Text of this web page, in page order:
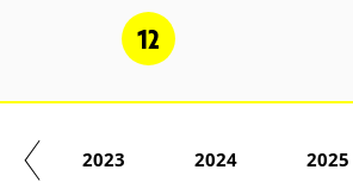
12
2023 2024 2025